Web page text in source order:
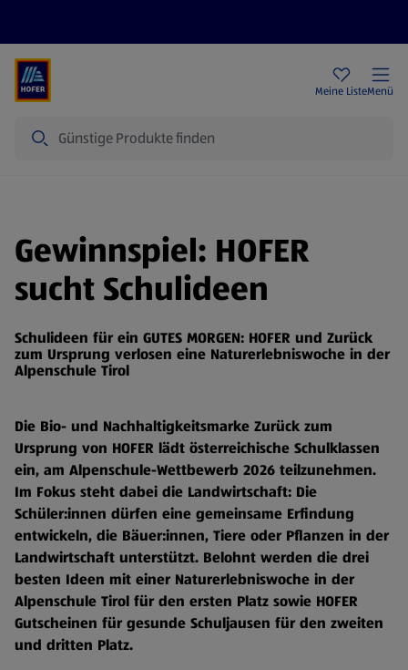
Meine ListeMenü
Gewinnspiel: HOFER
sucht Schulideen
Schulideen für ein GUTES MORGEN: HOFER und Zurück
zum Ursprung verlosen eine Naturerlebniswoche in der
Alpenschule Tirol
Die Bio- und Nachhaltigkeitsmarke Zurück zum
Ursprung von HOFER lädt österreichische Schulklassen
ein, am Alpenschule-Wettbewerb 2026 teilzunehmen.
Im Fokus steht dabei die Landwirtschaft: Die
Schüler:innen dürfen eine gemeinsame Erfindung
entwickeln, die Bäuer:innen, Tiere oder Pflanzen in der
Landwirtschaft unterstützt. Belohnt werden die drei
besten Ideen mit einer Naturerlebniswoche in der
Alpenschule Tirol für den ersten Platz sowie HOFER
Gutscheinen für gesunde Schuljausen für den zweiten
und dritten Platz.